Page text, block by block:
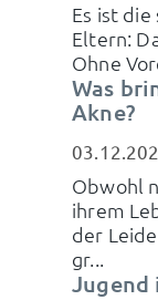
Es ist
Eltern:
Ohne
Was
Akne?
Obwohl
ihrem
der
gr...
Jugend